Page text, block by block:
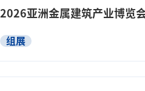
2026亚洲金属建筑产业博览
组展